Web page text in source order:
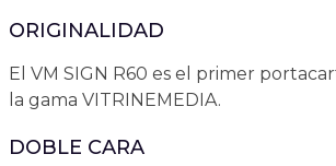
ORIGINALIDAD
El VM SIGN R60 es el primer
la gama VITRINEMEDIA.
DOBLE CARA